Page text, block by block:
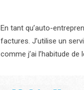
En tant qu’auto-
factures. J’utilise un
comme j’ai l’habitude de